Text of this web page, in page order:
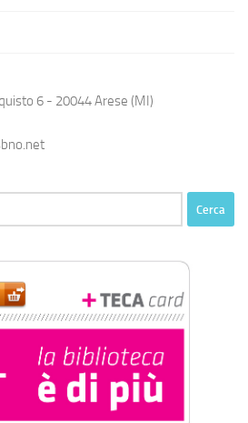
6 - 20044 Arese (MI)